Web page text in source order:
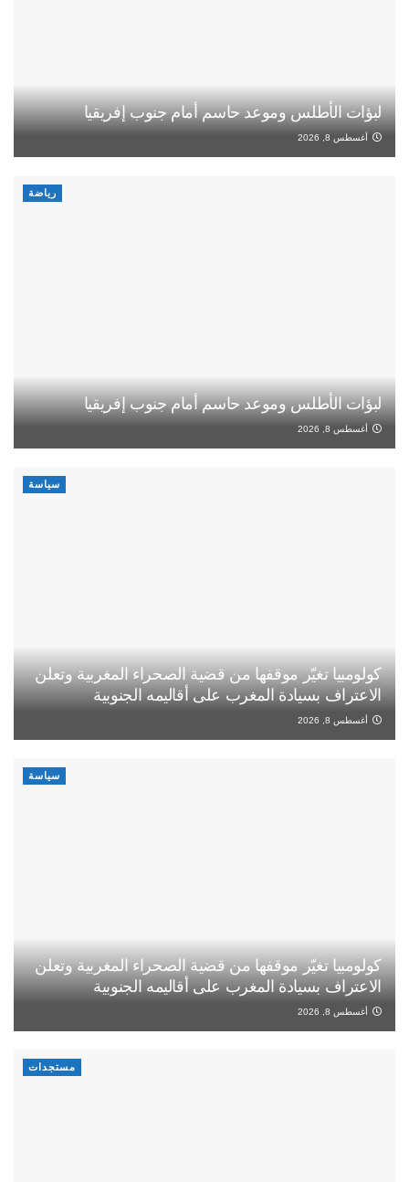
لبؤات الأطلس وموعد حاسم أمام جنوب إفريقيا
أغسطس 8, 2026
رياضة
لبؤات الأطلس وموعد حاسم أمام جنوب إفريقيا
أغسطس 8, 2026
سياسة
كولومبيا تغيّر موقفها من قضية الصحراء المغربية وتعلن
الاعتراف بسيادة المغرب على أقاليمه الجنوبية
أغسطس 8, 2026
سياسة
كولومبيا تغيّر موقفها من قضية الصحراء المغربية وتعلن
الاعتراف بسيادة المغرب على أقاليمه الجنوبية
أغسطس 8, 2026
مستجدات